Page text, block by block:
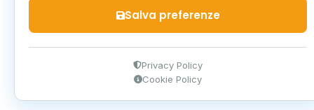
Salva preferenze
Privacy Policy
Cookie Policy